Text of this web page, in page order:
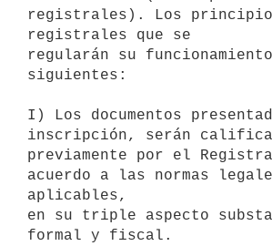
registrales). Los
registrales que se
regularán su
siguientes:
I) Los documentos
inscripción, serán
previamente por el
acuerdo a las normas
aplicables,
en su triple aspecto
formal y fiscal.